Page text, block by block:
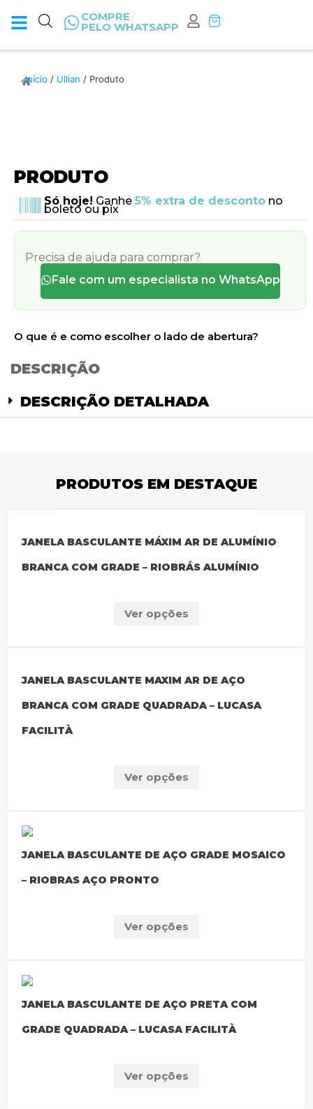
COMPRE
PELO WHATSAPP
Início / Ullian / Produto
PRODUTO
Só hoje! Ganhe 5% extra de descontono
boleto ou pix
Precisa de ajuda para comprar?
Fale com um especialista no WhatsApp
O que é e como escolher o lado de abertura?
DESCRIÇÃO
DESCRIÇÃO DETALHADA
PRODUTOS EM DESTAQUE
JANELA BASCULANTE MÁXIM AR DE ALUMÍNIO
BRANCA COM GRADE – RIOBRÁS ALUMÍNIO
Ver opções
JANELA BASCULANTE MAXIM AR DE AÇO
BRANCA COM GRADE QUADRADA – LUCASA
FACILITÀ
Ver opções
JANELA BASCULANTE DE AÇO GRADE MOSAICO
– RIOBRAS AÇO PRONTO
Ver opções
JANELA BASCULANTE DE AÇO PRETA COM
GRADE QUADRADA – LUCASA FACILITÀ
Ver opções